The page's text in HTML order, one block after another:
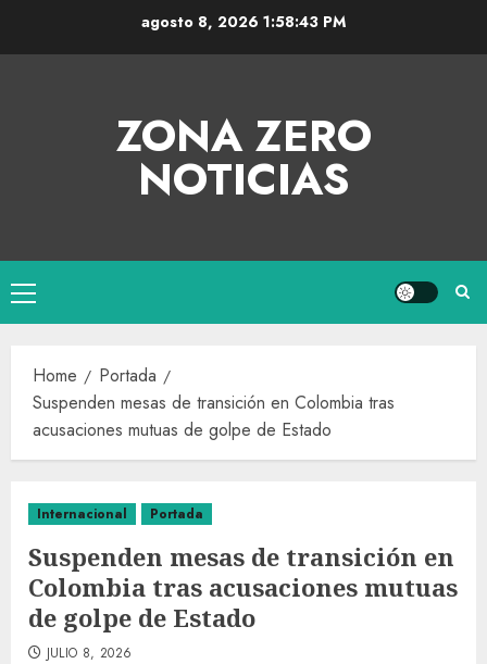
agosto 8, 2026 1:58:44 PM
ZONA ZERO
NOTICIAS
Home
Portada
Suspenden mesas de transición en Colombia tras
acusaciones mutuas de golpe de Estado
Internacional Portada
Suspenden mesas de transición en
Colombia tras acusaciones mutuas
de golpe de Estado
JULIO 8, 2026